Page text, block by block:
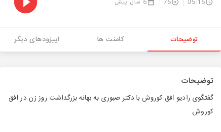
05:16
76 6 سال پیش
توضیحات کامنت ها اپیزودهای دیگر
توضیحات
گفتگوی رادیو افق کوروش با دکتر صبوری به بهانه بزرگداشت روز زن در افق
کوروش